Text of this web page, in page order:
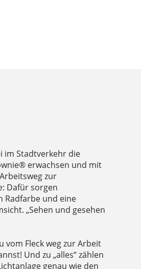
im Stadtverkehr die
erwachsen und mit
zur
Dafür sorgen
Radfarbe und eine
„Sehen und gesehen
vom Fleck weg zur Arbeit
Und zu „alles“ zählen
genau wie den